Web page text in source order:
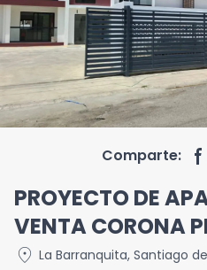
Comparte:
PROYECTO DE
VENTA CORONA
location_on La Barranquita, Santiago